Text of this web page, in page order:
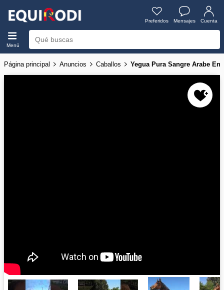
Preferidos Mensajes Cuenta
Menú
Página principal Anuncios Caballos Yegua Pura Sangre Arabe En